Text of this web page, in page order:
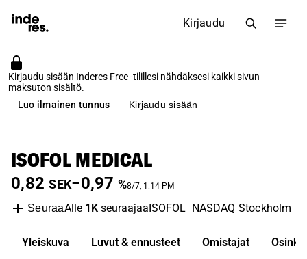
Kirjaudu
Kirjaudu sisään Inderes Free -tilillesi nähdäksesi kaikki sivun
maksuton sisältö.
Luo ilmainen tunnus
Kirjaudu sisään
ISOFOL MEDICAL
0,82 SEK−0,97 %8/7, 1:14 PM
SeuraaAlle 1KseuraajaaISOFOL NASDAQ Stockholm
Yleiskuva Luvut & ennusteet Omistajat Osinko